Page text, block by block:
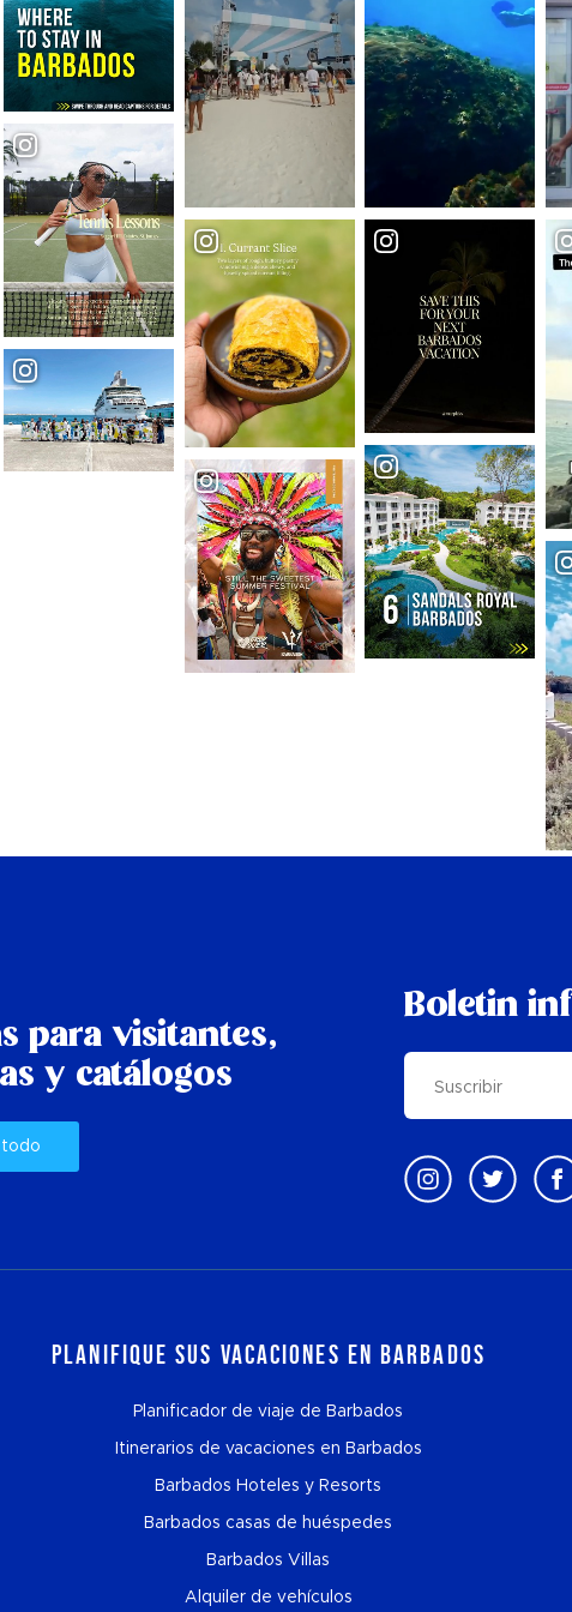
para visitantes,
y catálogos
Boletin
Planifique sus vacaciones en Barbados
Planificador de viaje de Barbados
Itinerarios de vacaciones en Barbados
Barbados Hoteles y Resorts
Barbados casas de huéspedes
Barbados Villas
Alquiler de vehículos